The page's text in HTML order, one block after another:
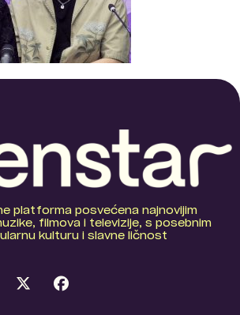
platforma posvećena najnovijim
filmova i televizije, s posebnim
kulturu i slavne ličnost